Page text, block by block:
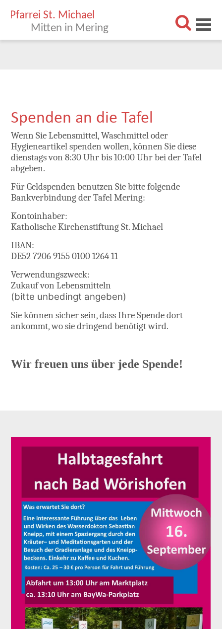
Kirche in Mering
Jung in Mering
Menschen in Mering
Aktuell in Mering
Sakramente
Taufe
Kommunion
Firmung
Ehe
Brautleutetag
Gottesdienste
Beichte
Weihe
Krankensalbung
Kirchenmusik
Kirchenchor
Choradi
Jugendband
Einrichtungen
Papst-Johannes-Haus
Bücherei
Kindergärten
Tafel Mering
Kleiderladen
Theresienschwestern
Sozialstation
Die Ambulante
Bienenkorb
Mitmachen
Spenden an die Tafel
Wenn Sie Lebensmittel, Waschmittel oder
Hygieneartikel spenden wollen, können Sie diese
dienstags von 8:30 Uhr bis 10:00 Uhr bei der Tafel
abgeben.
Für Geldspenden benutzen Sie bitte folgende
Bankverbindung der Tafel Mering:
Kontoinhaber:
Katholische Kirchenstiftung St. Michael
IBAN:
DE52 7206 9155 0100 1264 11
Verwendungszweck:
Zukauf von Lebensmitteln
(bitte unbedingt angeben)
Sie können sicher sein, dass Ihre Spende dort
ankommt, wo sie dringend benötigt wird.
Wir freuen uns über jede Spende!